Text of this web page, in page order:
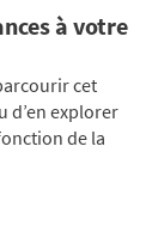
à votre
cet
d’en explorer
de la